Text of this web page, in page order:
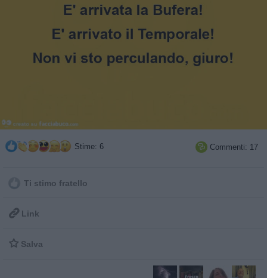
Stime: 6  Commenti: 17
Ti stimo fratello
 Link
 Salva